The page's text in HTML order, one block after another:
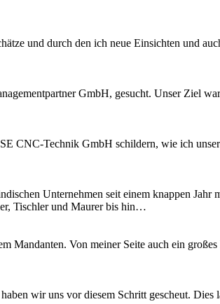
und durch den ich neue Einsichten und
GmbH, gesucht. Unser Ziel
CNC-Technik GmbH schildern, wie ich
Unternehmen seit einem knappen Jahr
Tischler und Maurer bis hin…
Mandanten. Von meiner Seite auch ein
wir uns vor diesem Schritt gescheut. Dies